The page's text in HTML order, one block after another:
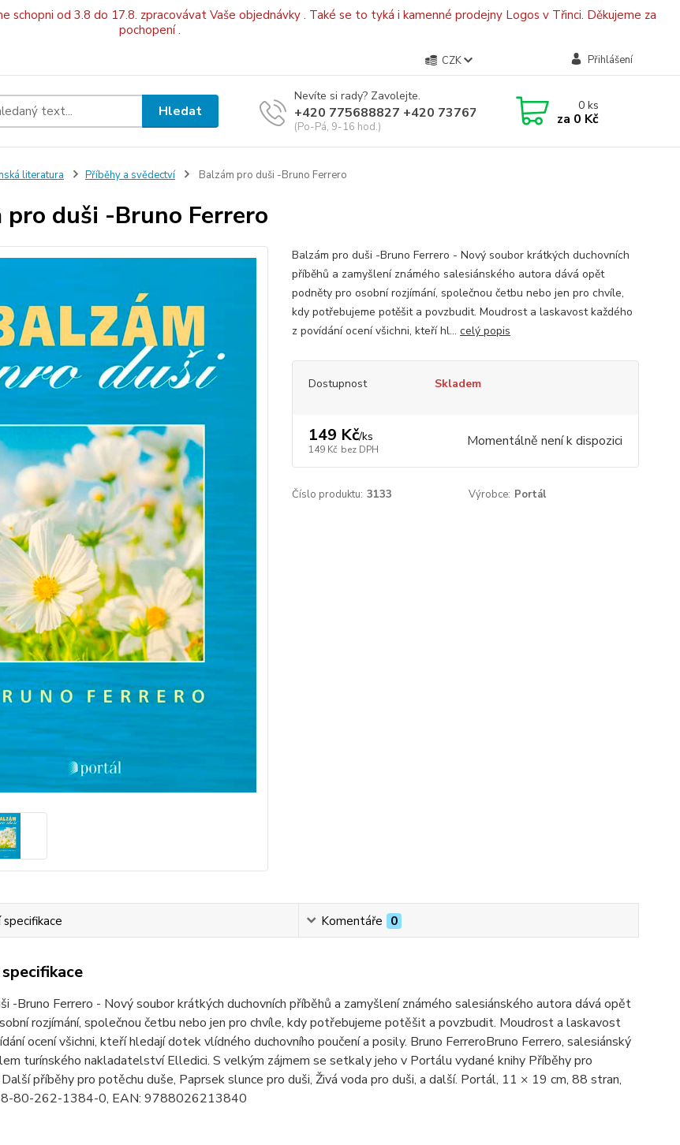
schopni od 3.8 do 17.8. zpracovávat Vaše objednávky . Také se to tyká i kamenné prodejny Logos v Třinci. Děkujeme za
pochopení .
CZK Přihlášení
Hledat
Nevíte si rady? Zavolejte.
+420 775688827 +420 737670415
(Po-Pá, 9-16 hod.)
0ks
za 0 Kč
literatura Příběhy a svědectví Balzám pro duši -Bruno Ferrero
pro duši -Bruno Ferrero
Balzám pro duši -Bruno Ferrero - Nový soubor krátkých duchovních
příběhů a zamyšlení známého salesiánského autora dává opět
podněty pro osobní rozjímání, společnou četbu nebo jen pro chvíle,
kdy potřebujeme potěšit a povzbudit. Moudrost a laskavost každého
z povídání ocení všichni, kteří hl... celý popis
Dostupnost Skladem
149 Kč/ks
149 Kč bez DPH Momentálně není k dispozici
Číslo produktu: 3133 Výrobce: Portál
Komentáře 0
-Bruno Ferrero - Nový soubor krátkých duchovních příběhů a zamyšlení známého salesiánského autora dává opět
rozjímání, společnou četbu nebo jen pro chvíle, kdy potřebujeme potěšit a povzbudit. Moudrost a laskavost
ocení všichni, kteří hledají dotek vlídného duchovního poučení a posily. Bruno FerreroBruno Ferrero, salesiánský
turínského nakladatelství Elledici. S velkým zájmem se setkaly jeho v Portálu vydané knihy Příběhy pro
příběhy pro potěchu duše, Paprsek slunce pro duši, Živá voda pro duši, a další. Portál, 11 × 19 cm, 88 stran,
80-262-1384-0, EAN: 9788026213840